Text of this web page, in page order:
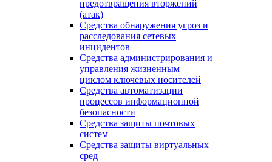
предотвращения вторжений
(атак)
Средства обнаружения угроз и
расследования сетевых
инцидентов
Средства администрирования и
управления жизненным
циклом ключевых носителей
Средства автоматизации
процессов информационной
безопасности
Средства защиты почтовых
систем
Средства защиты виртуальных
сред